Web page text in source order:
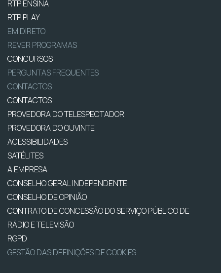
RTP ENSINA
RTP PLAY
EM DIRETO
REVER PROGRAMAS
CONCURSOS
PERGUNTAS FREQUENTES
CONTACTOS
CONTACTOS
PROVEDORA DO TELESPECTADOR
PROVEDORA DO OUVINTE
ACESSIBILIDADES
SATÉLITES
A EMPRESA
CONSELHO GERAL INDEPENDENTE
CONSELHO DE OPINIÃO
CONTRATO DE CONCESSÃO DO SERVIÇO PÚBLICO DE
RÁDIO E TELEVISÃO
RGPD
GESTÃO DAS DEFINIÇÕES DE COOKIES